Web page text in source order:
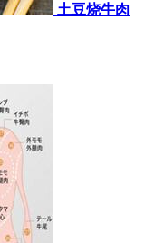
土豆烧牛肉